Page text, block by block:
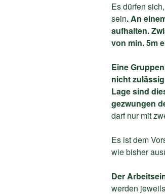
Es dürfen
sein. An
aufhalten.
von min. 5m
Eine
nicht
Lage sind
gezwungen
darf nur mit
Es ist dem
wie bisher
Der
werden